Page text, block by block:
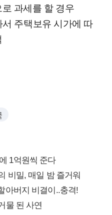
과세를 할 경우
주택보유 시가에 따
1억원씩 준다
비밀, 매일 밤 즐거워
아버지 비결이..충격!
물 된 사연